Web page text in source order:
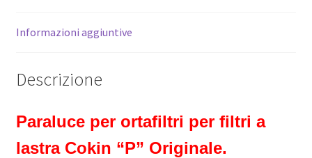
Genuine
Informazioni aggiuntive
Descrizione
Paraluce per ortafiltri per filtri a
lastra Cokin “P” Originale.